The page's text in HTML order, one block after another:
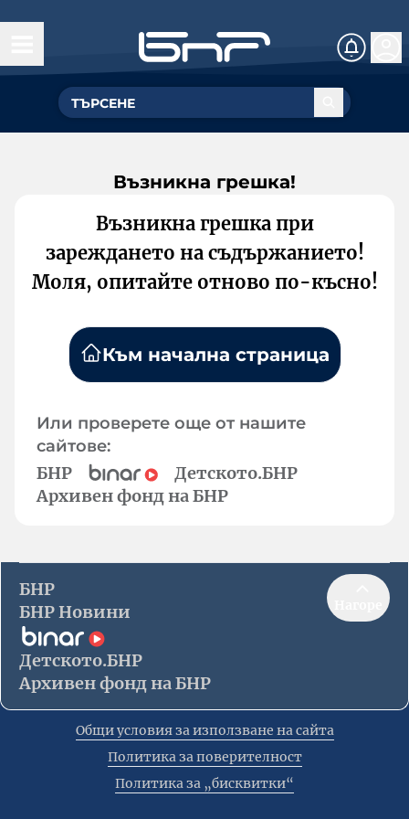
Възникна грешка!
Възникна грешка при
зареждането на съдържанието!
Моля, опитайте отново по-късно!
Към начална страница
Или проверете още от нашите
сайтове:
БНР
Детското.БНР
Архивен фонд на БНР
БНР
БНР Новини
Детското.БНР
Архивен фонд на БНР
Общи условия за използване на сайта
Политика за поверителност
Политика за „бисквитки“